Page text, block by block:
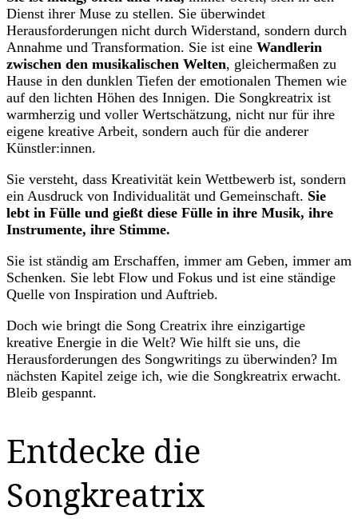
Dienst ihrer Muse zu stellen. Sie überwindet
Herausforderungen nicht durch Widerstand, sondern durch
Annahme und Transformation. Sie ist eine Wandlerin
zwischen den musikalischen Welten, gleichermaßen zu
Hause in den dunklen Tiefen der emotionalen Themen wie
auf den lichten Höhen des Innigen. Die Songkreatrix ist
warmherzig und voller Wertschätzung, nicht nur für ihre
eigene kreative Arbeit, sondern auch für die anderer
Künstler:innen.
Sie versteht, dass Kreativität kein Wettbewerb ist, sondern
ein Ausdruck von Individualität und Gemeinschaft. Sie
lebt in Fülle und gießt diese Fülle in ihre Musik, ihre
Instrumente, ihre Stimme.
Sie ist ständig am Erschaffen, immer am Geben, immer am
Schenken. Sie lebt Flow und Fokus und ist eine ständige
Quelle von Inspiration und Auftrieb.
Doch wie bringt die Song Creatrix ihre einzigartige
kreative Energie in die Welt? Wie hilft sie uns, die
Herausforderungen des Songwritings zu überwinden? Im
nächsten Kapitel zeige ich, wie die Songkreatrix erwacht.
Bleib gespannt.
Entdecke die
Songkreatrix